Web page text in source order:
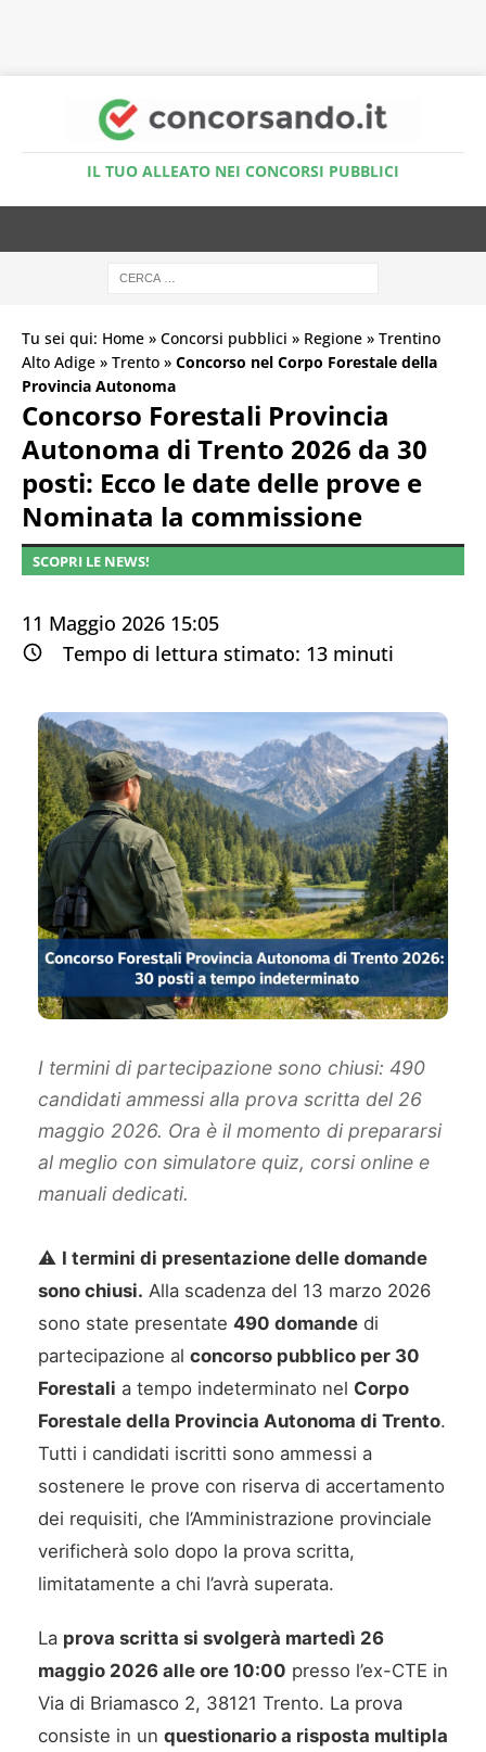
IL TUO ALLEATO NEI CONCORSI PUBBLICI
Tu sei qui: Home » Concorsi pubblici » Regione » Trentino
Alto Adige » Trento » Concorso nel Corpo Forestale della
Provincia Autonoma
Concorso Forestali Provincia
Autonoma di Trento 2026 da 30
posti: Ecco le date delle prove e
Nominata la commissione
SCOPRI LE NEWS!
11 Maggio 2026 15:05
Tempo di lettura stimato: 13 minuti
I termini di partecipazione sono chiusi: 490
candidati ammessi alla prova scritta del 26
maggio 2026. Ora è il momento di prepararsi
al meglio con simulatore quiz, corsi online e
manuali dedicati.
⚠️ I termini di presentazione delle domande
sono chiusi. Alla scadenza del 13 marzo 2026
sono state presentate 490 domande di
partecipazione al concorso pubblico per 30
Forestali a tempo indeterminato nel Corpo
Forestale della Provincia Autonoma di Trento.
Tutti i candidati iscritti sono ammessi a
sostenere le prove con riserva di accertamento
dei requisiti, che l’Amministrazione provinciale
verificherà solo dopo la prova scritta,
limitatamente a chi l’avrà superata.
La prova scritta si svolgerà martedì 26
maggio 2026 alle ore 10:00 presso l’ex-CTE in
Via di Briamasco 2, 38121 Trento. La prova
consiste in un questionario a risposta multipla